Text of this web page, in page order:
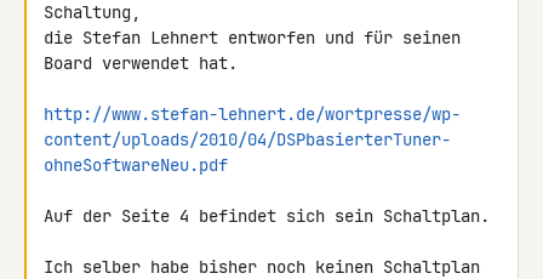
Schaltung,
die Stefan Lehnert entworfen und für seinen
Board verwendet hat.
http://www.stefan-lehnert.de/wortpresse/wp-
content/uploads/2010/04/DSPbasierterTuner-
ohneSoftwareNeu.pdf
Auf der Seite 4 befindet sich sein Schaltplan.
Ich selber habe bisher noch keinen Schaltplan